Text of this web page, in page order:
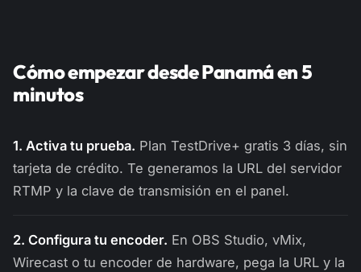
Cómo empezar desde Panamá en 5
minutos
1. Activa tu prueba. Plan TestDrive+ gratis 3 días, sin
tarjeta de crédito. Te generamos la URL del servidor
RTMP y la clave de transmisión en el panel.
2. Configura tu encoder. En OBS Studio, vMix,
Wirecast o tu encoder de hardware, pega la URL y la